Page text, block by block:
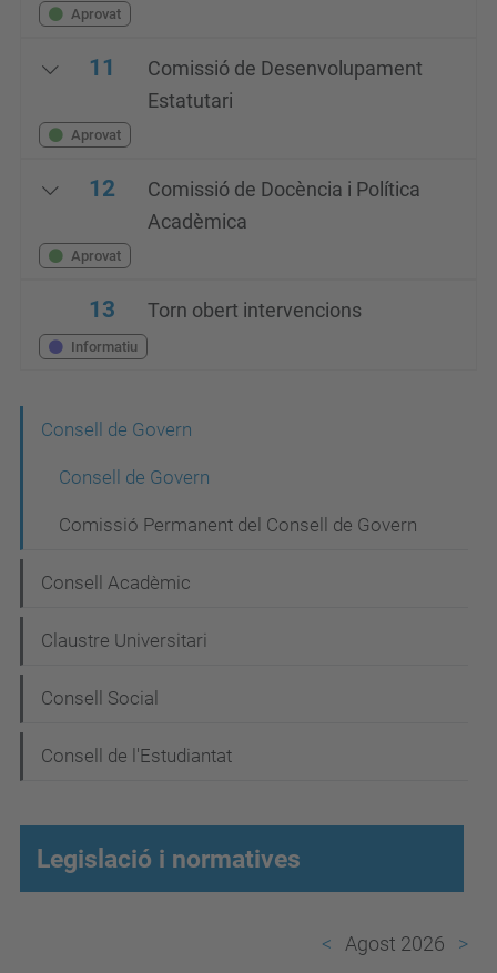
Aprovat
11
Comissió de Desenvolupament
Estatutari
Aprovat
12
Comissió de Docència i Política
Acadèmica
Aprovat
13 Torn obert intervencions
Informatiu
e
a
c
ó
Consell de Govern
Consell de Govern
Comissió Permanent del Consell de Govern
Consell Acadèmic
Claustre Universitari
Consell Social
Consell de l'Estudiantat
Legislació i normatives
Agost 2026